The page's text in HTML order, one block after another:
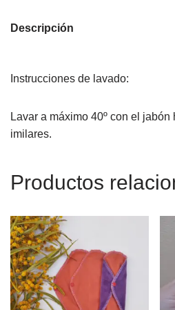
Descripción
Instrucciones de lavado:
Lavar a máximo 40º con el
imilares.
Productos